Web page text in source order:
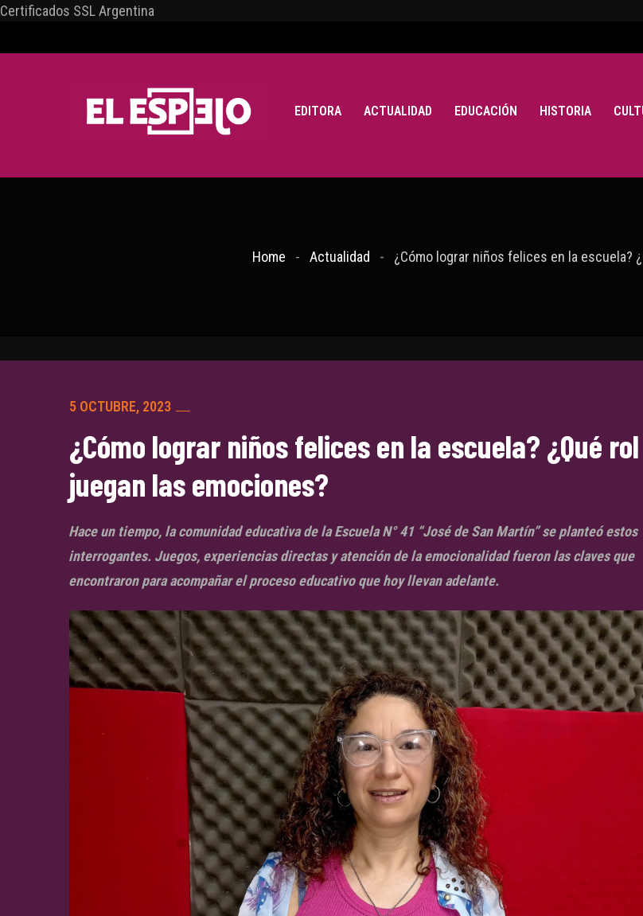
Certificados SSL Argentina
EDITORA ACTUALIDAD EDUCACIÓN HISTORIA
Home Actualidad ¿Cómo lograr niños felices en la escuela?
5 OCTUBRE, 2023
¿Cómo lograr niños felices en la escuela? ¿Qué rol
juegan las emociones?
Hace un tiempo, la comunidad educativa de la Escuela N° 41 “José de San Martín” se planteó estos
interrogantes. Juegos, experiencias directas y atención de la emocionalidad fueron las claves que
encontraron para acompañar el proceso educativo que hoy llevan adelante.